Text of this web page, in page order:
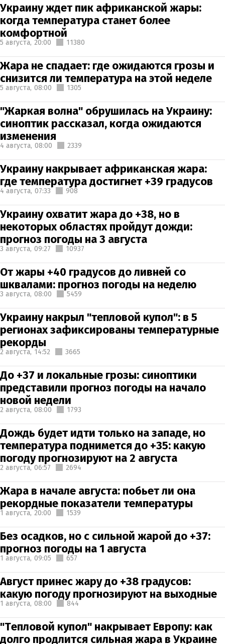
Украину ждет пик африканской жары:
когда температура станет более
комфортной
5 августа, 20:00 11380
Жара не спадает: где ожидаются грозы и
снизится ли температура на этой неделе
5 августа, 08:00 1305
"Жаркая волна" обрушилась на Украину:
синоптик рассказал, когда ожидаются
изменения
4 августа, 08:00 2339
Украину накрывает африканская жара:
где температура достигнет +39 градусов
4 августа, 07:33 908
Украину охватит жара до +38, но в
некоторых областях пройдут дожди:
прогноз погоды на 3 августа
3 августа, 09:27 10937
От жары +40 градусов до ливней со
шквалами: прогноз погоды на неделю
3 августа, 08:00 5459
Украину накрыл "тепловой купол": в 5
регионах зафиксированы температурные
рекорды
2 августа, 14:52 3665
До +37 и локальные грозы: синоптики
представили прогноз погоды на начало
новой недели
2 августа, 08:00 1793
Дождь будет идти только на западе, но
температура поднимется до +35: какую
погоду прогнозируют на 2 августа
2 августа, 06:57 2694
Жара в начале августа: побьет ли она
рекордные показатели температуры
1 августа, 20:00 1539
Без осадков, но с сильной жарой до +37:
прогноз погоды на 1 августа
1 августа, 09:05 657
Август принес жару до +38 градусов:
какую погоду прогнозируют на выходные
1 августа, 08:00 844
"Тепловой купол" накрывает Европу: как
долго продлится сильная жара в Украине